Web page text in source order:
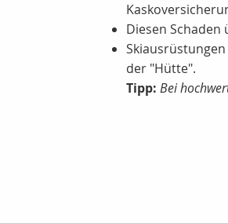
Diesen
der "Hütte".
Tipp: Bei